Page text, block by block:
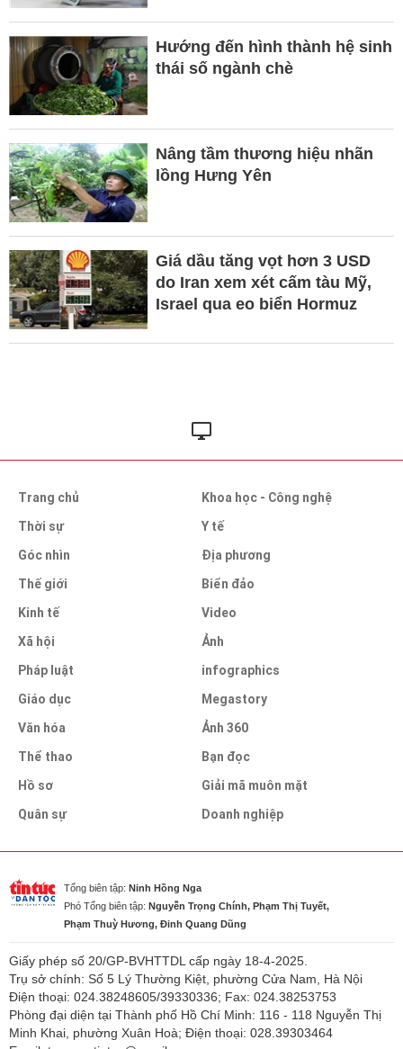
Hướng đến hình thành hệ sinh
thái số ngành chè
Nâng tầm thương hiệu nhãn
lồng Hưng Yên
Giá dầu tăng vọt hơn 3 USD
do Iran xem xét cấm tàu Mỹ,
Israel qua eo biển Hormuz
Trang chủ
Thời sự
Góc nhìn
Thế giới
Kinh tế
Xã hội
Pháp luật
Giáo dục
Văn hóa
Thể thao
Hồ sơ
Quân sự
Khoa học - Công nghệ
Y tế
Địa phương
Biển đảo
Video
Ảnh
infographics
Megastory
Ảnh 360
Bạn đọc
Giải mã muôn mặt
Doanh nghiệp
Tổng biên tập: Ninh Hồng Nga
Phó Tổng biên tập: Nguyễn Trọng Chính, Phạm Thị Tuyết,
Phạm Thuỳ Hương, Đinh Quang Dũng
Giấy phép số 20/GP-BVHTTDL cấp ngày 18-4-2025.
Trụ sở chính: Số 5 Lý Thường Kiệt, phường Cửa Nam, Hà Nội
Điện thoại: 024.38248605/39330336; Fax: 024.38253753
Phòng đại diện tại Thành phố Hồ Chí Minh: 116 - 118 Nguyễn Thị
Minh Khai, phường Xuân Hoà; Điện thoại: 028.39303464